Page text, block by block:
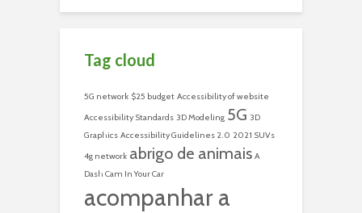
Tag cloud
5G network $25 budget Accessibility of website
Accessibility Standards 3D Modeling 5G 3D
Graphics Accessibility Guidelines 2.0 2021 SUVs
4g network abrigo de animais A
Dash Cam In Your Car
acompanhar a